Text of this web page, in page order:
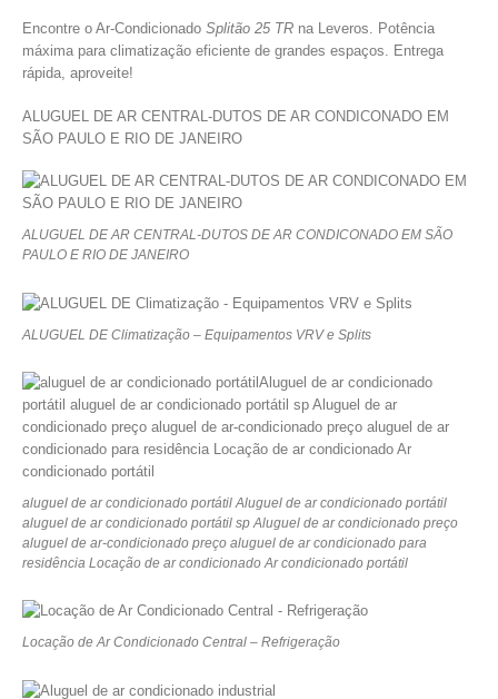
Encontre o Ar-Condicionado Splitão 25 TR na Leveros. Potência
máxima para climatização eficiente de grandes espaços. Entrega
rápida, aproveite!
ALUGUEL DE AR CENTRAL-DUTOS DE AR CONDICONADO EM
SÃO PAULO E RIO DE JANEIRO
ALUGUEL DE AR CENTRAL-DUTOS DE AR CONDICONADO EM SÃO
PAULO E RIO DE JANEIRO
ALUGUEL DE Climatização – Equipamentos VRV e Splits
aluguel de ar condicionado portátil Aluguel de ar condicionado portátil
aluguel de ar condicionado portátil sp Aluguel de ar condicionado preço
aluguel de ar-condicionado preço aluguel de ar condicionado para
residência Locação de ar condicionado Ar condicionado portátil
Locação de Ar Condicionado Central – Refrigeração